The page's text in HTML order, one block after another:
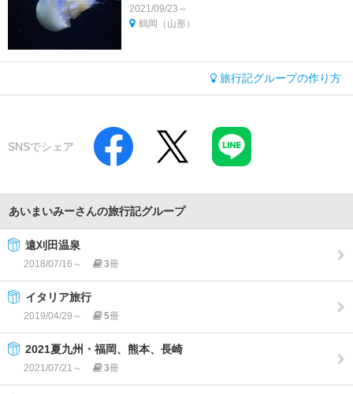
2021/09/23～
鶴岡（山形）
旅行記グループの作り方
SNSでシェア
あいまいみーさんの旅行記グループ
遠刈田温泉
2018/07/16～ 3冊
イタリア旅行
2019/04/29～ 5冊
2021夏九州・福岡、熊本、長崎
2021/07/21～ 3冊